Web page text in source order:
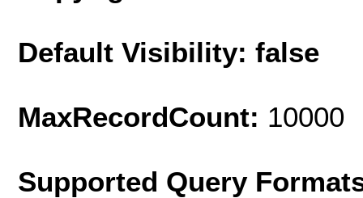
Default Visibility: false
MaxRecordCount: 10000
Supported Query